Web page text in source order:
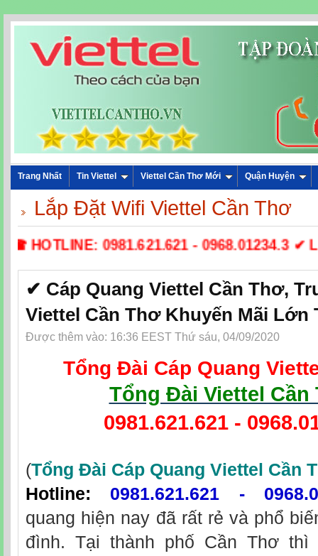
Trang Nhất Tin Viettel Viettel Cần Thơ Mới Quận Huyện
Lắp Đặt Wifi Viettel Cần Thơ
☎ HOTLINE: 0981.621.621 - 0968.01234.3
✔‎ Cáp Quang Viettel Cần Thơ,‎
Viettel Cần Thơ Khuyến Mãi Lớn
Được thêm vào: 16:36 EEST Thứ sáu, 04/09/2020
Tổng Đài Cáp Quang
Tổng Đài Viettel Cần
0981.621.621 -
(Tổng Đài Cáp Quang Viettel Cần
Hotline: 0981.621.621 -
quang hiện nay đã rất rẻ và phổ
đình. Tại thành phố Cần Thơ